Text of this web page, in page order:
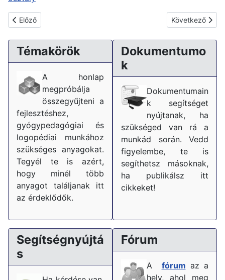
Előző cikk: Magyar nyelv és irodalom 4. osztály
Előző Következő
Következő
Témakörök
A honlap
megpróbálja
összegyűjteni a
fejlesztéshez,
gyógypedagógiai és
logopédiai munkához
szükséges anyagokat.
Tegyél te is azért,
hogy minél több
anyagot találjanak itt
az érdeklődők.
Dokumentumo
k
Dokumentumain
k segítséget
nyújtanak, ha
szükséged van rá a
munkád során. Vedd
figyelembe, te is
segíthetsz másoknak,
ha publikálsz itt
cikkeket!
Segítségnyújtá
s
Fórum
A fórum az a
hely, ahol meg